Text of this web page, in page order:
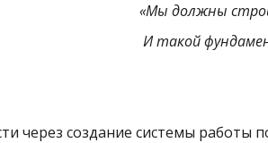
«Мы должны
И такой
создание системы работы